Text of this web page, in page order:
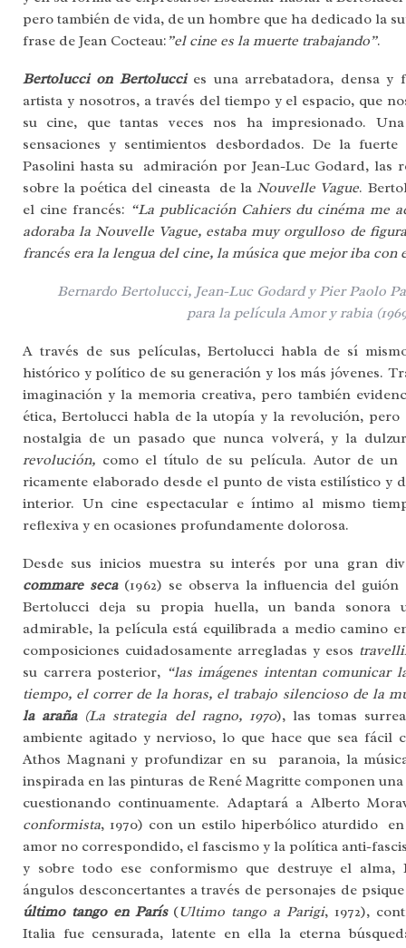
pero también de vida, de un hombre que ha dedicado la
frase de Jean Cocteau:”el cine es la muerte trabajando”.
Bertolucci on Bertoluccies una arrebatadora, densa y
artista y nosotros, a través del tiempo y el espacio, que
su cine, que tantas veces nos ha impresionado.
sensaciones y sentimientos desbordados. De la
Pasolini hasta su admiración por Jean-Luc Godard, las
sobre la poética del cineasta de laNouvelle Vague.
el cine francés: “La publicación Cahiers du cinéma me
adoraba la Nouvelle Vague, estaba muy orgulloso de
francés era la lengua del cine, la música que mejor iba con
Bernardo Bertolucci, Jean-Luc Godard y Pier Paolo
para la película Amor y rabia
A través de sus películas, Bertolucci habla de sí
histórico y político de su generación y los más jóvenes.
imaginación y la memoria creativa, pero también
ética, Bertolucci habla de la utopía y la revolución, pero
nostalgia de un pasado que nunca volverá, y la
revolución, como el título de su película. Autor de un
ricamente elaborado desde el punto de vista estilístico y
interior. Un cine espectacular e íntimo al mismo
reflexiva y en ocasiones profundamente dolorosa.
Desde sus inicios muestra su interés por una gran
commare seca(1962) se observa la influencia del guión
Bertolucci deja su propia huella, un banda sonora
admirable, la película está equilibrada a medio camino
composiciones cuidadosamente arregladas y esos
su carrera posterior, “las imágenes intentan comunicar
tiempo, el correr de la horas, el trabajo silencioso de la
la araña (La strategia del ragno, 1970), las tomas
ambiente agitado y nervioso, lo que hace que sea fácil
Athos Magnani y profundizar en su paranoia, la
inspirada en las pinturas de René Magritte componen
cuestionando continuamente. Adaptará a Alberto
conformista, 1970) con un estilo hiperbólico aturdido
amor no correspondido, el fascismo y la política anti-
y sobre todo ese conformismo que destruye el alma,
ángulos desconcertantes a través de personajes de
último tango en París(Ultimo tango a Parigi, 1972),
Italia fue censurada, latente en ella la eterna